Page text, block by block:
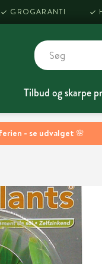
- se udvalget 🌸
GROGARANTI
Tilbud og skarpe